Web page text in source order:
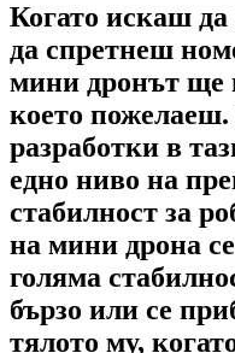
Когато искаш
да спретнеш
мини дронът ще
което
разработки в
едно ниво на
стабилност за
на мини дрона
голяма
бързо или се
тялото му,